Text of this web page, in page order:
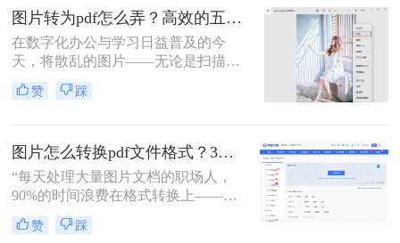
主，小编深知职场办公人群对高效转
换工具的渴求，今天就分享超实用方
法，帮你轻松解决图片转pdf难题。
图片转为pdf怎么弄？高效的五大方法详解！
在数字化办公与学习日益普及的今
天，将散乱的图片——无论是扫描的
文档、手机拍摄的笔记，还是珍贵的
照片——整合成一个统一的PDF文
定、易于传输和打印的优点，成为了
文档分发的标准格式。然而，面对网
络上琳琅满目的工具和方法，许多人
弄呢？
赞 踩
图片怎么转换pdf文件格式？3种高效方法全解析，职场人必备技能！
“每天处理大量图片文档的职场人，
90%的时间浪费在格式转换上——这
不是技术问题，而是方法误区。” 作
为深耕办公软件测评多年的博主，小
赞 踩